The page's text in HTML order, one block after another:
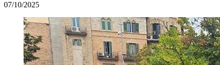
07/10/2025